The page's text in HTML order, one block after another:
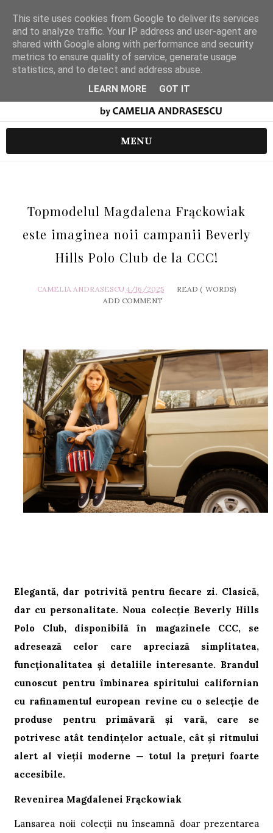
MENU
Topmodelul Magdalena Frąckowiak
este imaginea noii campanii Beverly
Hills Polo Club de la CCC!
CAMELIA ANDRASESCU 4/16/2025 READ ( WORDS)
ADD COMMENT
Elegantă, dar potrivită pentru fiecare zi. Clasică,
dar cu personalitate. Noua colecție Beverly Hills
Polo Club, disponibilă în magazinele CCC, se
adresează celor care apreciază simplitatea,
funcționalitatea și detaliile interesante. Brandul
cunoscut pentru îmbinarea spiritului californian
cu rafinamentul european revine cu o selecție de
produse pentru primăvară și vară, care se
potrivesc atât tendințelor actuale, cât și ritmului
alert al vieții moderne — totul la prețuri foarte
accesibile.
Revenirea Magdalenei Frąckowiak
Lansarea noii colecții nu înseamnă doar prezentarea
This site uses cookies from Google to deliver its services
and to analyze traffic. Your IP address and user-agent are
shared with Google along with performance and security
metrics to ensure quality of service, generate usage
statistics, and to detect and address abuse.
LEARN MORE GOT IT